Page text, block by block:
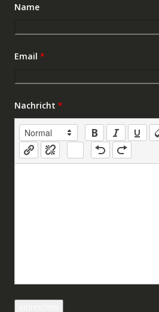
Name
Email *
Nachricht *